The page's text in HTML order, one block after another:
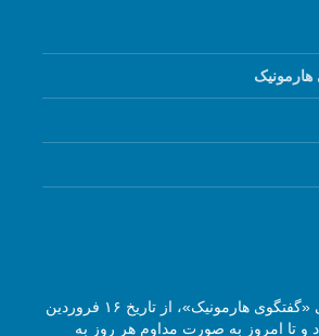
هارمونیک
مجله آنلاین موسیقی «گفتگوی هارمونیک»، از تاریخ ۱۶ فروردین
کرد و تا امروز به صورت مداوم هر روز به